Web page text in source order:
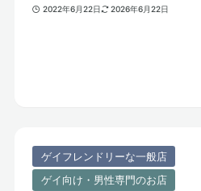
してくれるゲイフレンド
2022年6月22日 2026年6月22日
ゲイフレンドリーな一般店
ゲイ向け・男性専門のお店